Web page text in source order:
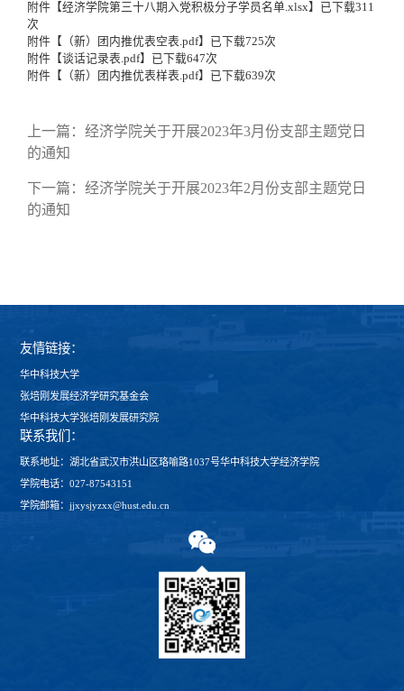
附件【经济学院第三十八期入党积极分子学员名单.xlsx】已下载311
次
附件【
（新）团内推优表空表.pdf】已下载725次
附件【谈话记录表.pdf】已下载647次
附件【
（新）团内推优表样表.pdf】已下载639次
上一篇：经济学院关于开展2023年3月份支部主题党日
的通知
下一篇：经济学院关于开展2023年2月份支部主题党日
的通知
友情链接：
华中科技大学
张培刚发展经济学研究基金会
华中科技大学张培刚发展研究院
联系我们：
联系地址：湖北省武汉市洪山区珞喻路1037号华中科技大学经济学院
学院电话：027-87543151
学院邮箱：jjxysjyzxx@hust.edu.cn